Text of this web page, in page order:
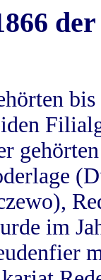
im